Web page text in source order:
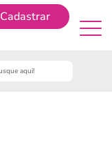
Cadastrar